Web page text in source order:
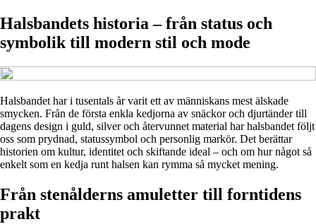
Halsbandets historia – från status och
symbolik till modern stil och mode
Halsbandet har i tusentals år varit ett av människans mest älskade
smycken. Från de första enkla kedjorna av snäckor och djurtänder till
dagens design i guld, silver och återvunnet material har halsbandet följt
oss som prydnad, statussymbol och personlig markör. Det berättar
historien om kultur, identitet och skiftande ideal – och om hur något så
enkelt som en kedja runt halsen kan rymma så mycket mening.
Från stenålderns amuletter till forntidens
prakt